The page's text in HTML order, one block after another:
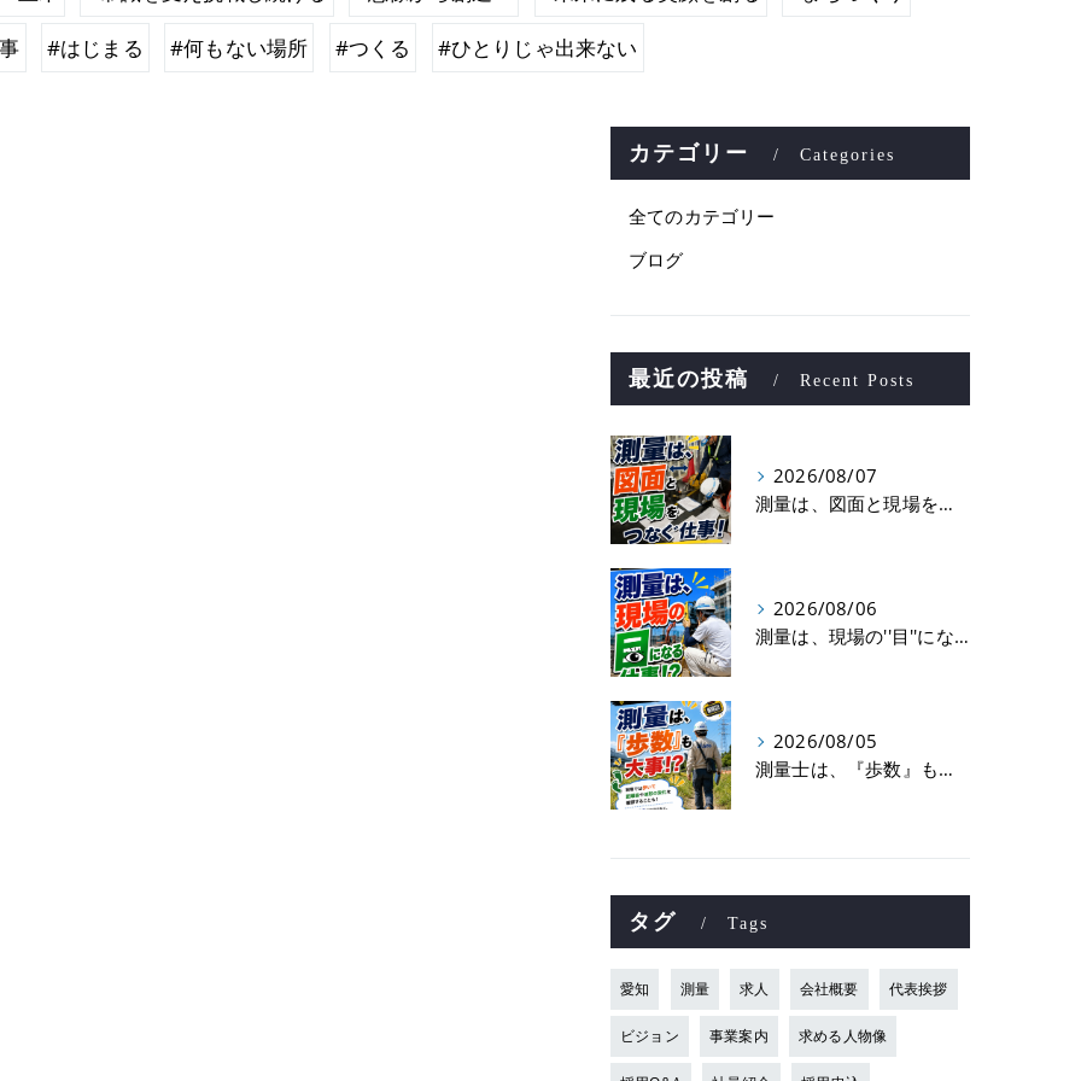
#はじまる #何もない場所 #つくる #ひとりじゃ出来ない
カテゴリー Categories
全てのカテゴリー
ブログ
最近の投稿 Recent Posts
2026/08/07
測量は、図面と現場をつなぐ仕事！
2026/08/06
測量は、現場の''目''になる仕事！？
2026/08/05
測量士は、『歩数』も大事！？
タグ Tags
愛知 測量 求人 会社概要 代表挨拶
ビジョン 事業案内 求める人物像